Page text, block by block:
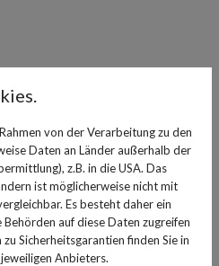
oder dem warmen Haus
Wie geht das am besten,
und trotzdem genügend
richtig gut, wenn die
gegen neue,
von der Verarbeitung zu den
Daten an Länder außerhalb der
z.B. in die USA. Das
ist möglicherweise nicht mit
Es besteht daher ein
auf diese Daten zugreifen
Sicherheitsgarantien finden Sie in
Anbieters.